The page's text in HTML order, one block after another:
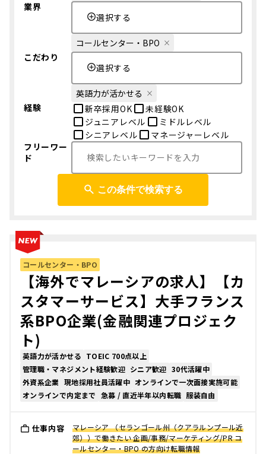
業界
選択する
コールセンター・BPO
こだわり
選択する
英語力が活かせる
経験
新卒採用OK
未経験OK
ジュニアレベル
ミドルレベル
シニアレベル
マネージャーレベル
フリーワー
ド
この条件で検索する
コールセンター・BPO
【海外でマレーシアの求人】【カ
スタマーサービス】大手フランス
系BPO企業(金融関連プロジェク
ト)
英語力が活かせる TOEIC 700点以上
管理職・マネジメント経験歓迎 シニア歓迎 30代活躍中
外資系企業 現地採用社員活躍中 オンラインで一次面接実施可能
オンラインで内定まで 急募 / 直近半年以内転職 服装自由
仕事内容
マレーシア （セランゴール州（クアラルンプール近
郊））で働きたい 企画/事務/マーケティング/PR コ
ールセンター・BPO の方向け転職情報